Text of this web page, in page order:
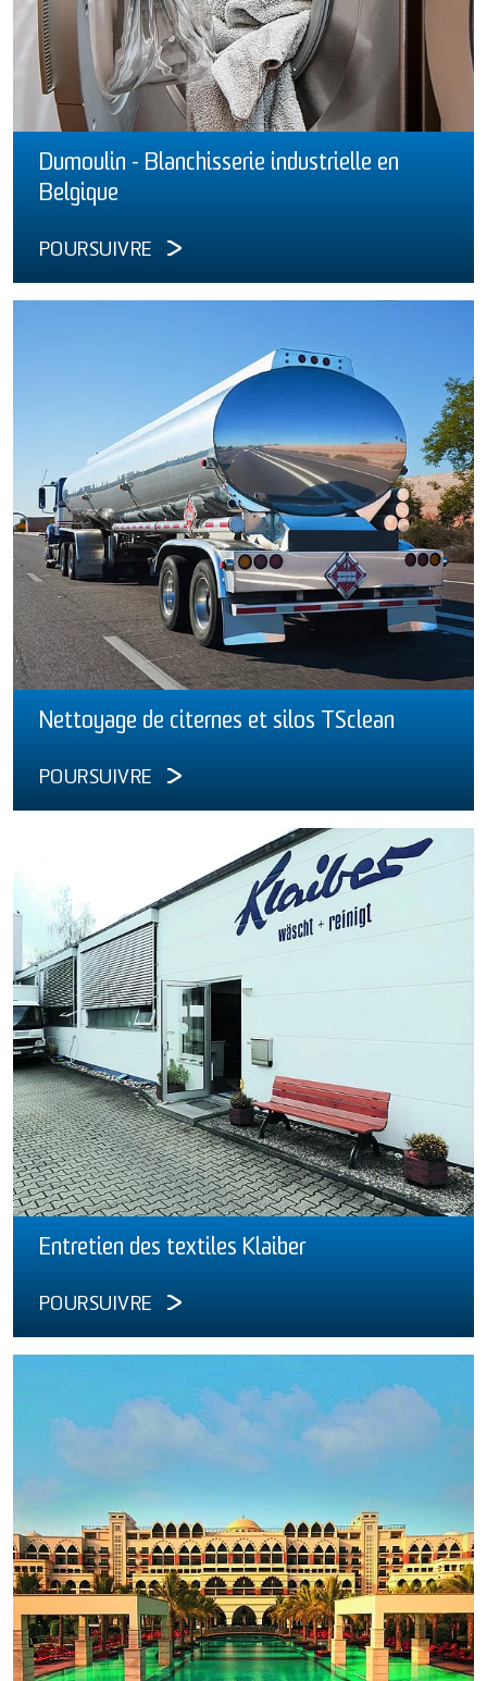
Dumoulin - Blanchisserie industrielle en
Belgique
POURSUIVRE
Nettoyage de citernes et silos TSclean
POURSUIVRE
Entretien des textiles Klaiber
POURSUIVRE